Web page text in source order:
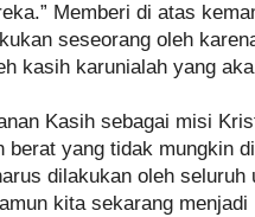
Memberi di atas
seseorang oleh
kasih karunialah yang
Kasih sebagai misi
berat yang tidak mungkin
dilakukan oleh seluruh
kita sekarang